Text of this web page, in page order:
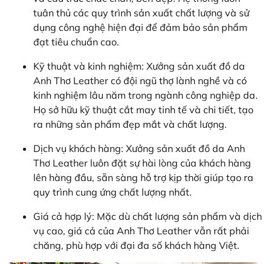
tuân thủ các quy trình sản xuất chất lượng và sử
dụng công nghệ hiện đại để đảm bảo sản phẩm
đạt tiêu chuẩn cao.
Kỹ thuật và kinh nghiệm: Xưởng sản xuất đồ da
Anh Thơ Leather có đội ngũ thợ lành nghề và có
kinh nghiệm lâu năm trong ngành công nghiệp da.
Họ sở hữu kỹ thuật cắt may tinh tế và chi tiết, tạo
ra những sản phẩm đẹp mắt và chất lượng.
Dịch vụ khách hàng: Xưởng sản xuất đồ da Anh
Thơ Leather luôn đặt sự hài lòng của khách hàng
lên hàng đầu, sẵn sàng hỗ trợ kịp thời giúp tạo ra
quy trình cung ứng chất lượng nhất.
Giá cả hợp lý: Mặc dù chất lượng sản phẩm và dịch
vụ cao, giá cả của Anh Thơ Leather vẫn rất phải
chăng, phù hợp với đại đa số khách hàng Việt.